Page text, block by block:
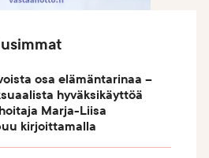
osa elämäntarinaa –
hyväksikäyttöä
Marja-Liisa
kirjoittamalla